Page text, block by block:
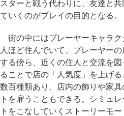
スターと戦う代わりに、友達と
ていくのがプレイの目的となる。
街の中にはプレーヤーキャラ
人ほど住んでいて、プレーヤー
する傍ら、近くの住人と交流を
ることで店の「人気度」を上げ
数百種類あり、店内の飾りや家
トを雇うこともできる。シミュ
トをこなしていくストーリーモー